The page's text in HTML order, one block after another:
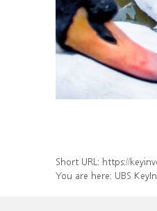
Short URL: https://
You are here: UBS